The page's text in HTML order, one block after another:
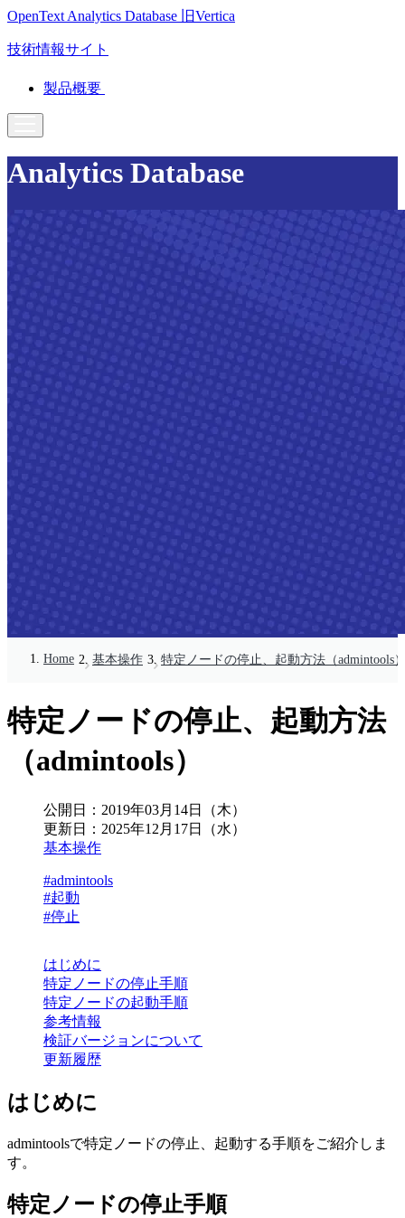
OpenText Analytics Database 旧Vertica
技術情報サイト
製品概要
Analytics Database
Home 基本操作 特定ノードの停止、起動方法（admintools
特定ノードの停止、起動方法
（admintools）
公開日： 2019年03月14日（木）
更新日： 2025年12月17日（水）
基本操作
#admintools
#起動
#停止
はじめに
特定ノードの停止手順
特定ノードの起動手順
参考情報
検証バージョンについて
更新履歴
はじめに
admintoolsで特定ノードの停止、起動する手順をご紹介しま
す。
特定ノードの停止手順